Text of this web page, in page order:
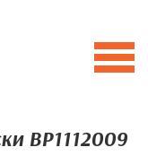
BP1112009